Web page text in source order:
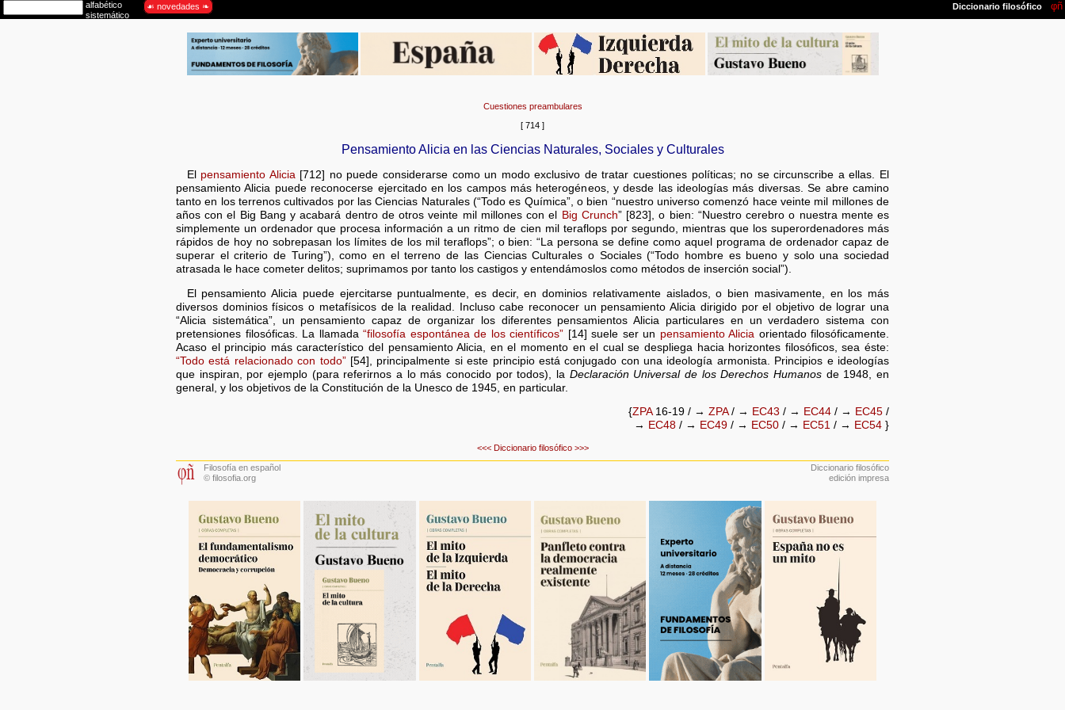
Cuestiones preambulares
[ 714 ]
Pensamiento Alicia en las Ciencias Naturales, Sociales y Culturales
El pensamiento Alicia[712] no puede considerarse como un modo exclusivo de tratar cuestiones políticas; no se circunscribe a ellas. El
pensamiento Alicia puede reconocerse ejercitado en los campos más heterogéneos, y desde las ideologías más diversas. Se abre camino
tanto en los terrenos cultivados por las Ciencias Naturales (“Todo es Química”, o bien “nuestro universo comenzó hace veinte mil millones de
años con el Big Bang y acabará dentro de otros veinte mil millones con el
Big Crunch” [823], o bien: “Nuestro cerebro o nuestra mente es
simplemente un ordenador que procesa información a un ritmo de cien mil teraflops por segundo, mientras que los superordenadores más
rápidos de hoy no sobrepasan los límites de los mil teraflops”; o bien: “La persona se define como aquel programa de ordenador capaz de
superar el criterio de Turing”), como en el terreno de las Ciencias Culturales o Sociales (“Todo hombre es bueno y solo una sociedad
atrasada le hace cometer delitos; suprimamos por tanto los castigos y entendámoslos como métodos de inserción social”).
El pensamiento Alicia puede ejercitarse puntualmente, es decir, en dominios relativamente aislados, o bien masivamente, en los más
diversos dominios físicos o metafísicos de la realidad. Incluso cabe reconocer un pensamiento Alicia dirigido por el objetivo de lograr una
“Alicia sistemática”, un pensamiento capaz de organizar los diferentes pensamientos Alicia particulares en un verdadero sistema con
pretensiones filosóficas. La llamada “filosofía espontánea de los científicos” [14] suele ser un pensamiento Alicia orientado filosóficamente.
Acaso el principio más característico del pensamiento Alicia, en el momento en el cual se despliega hacia horizontes filosóficos, sea éste:
“Todo está relacionado con todo”[54], principalmente si este principio está conjugado con una ideología armonista. Principios e ideologías
que inspiran, por ejemplo (para referirnos a lo más conocido por todos), la Declaración Universal de los Derechos Humanos de 1948, en
general, y los objetivos de la Constitución de la Unesco de 1945, en particular.
{ZPA16-19 / → ZPA/ → EC43 / → EC44 / → EC45 /
→ EC48 / → EC49 / → EC50 / → EC51 / → EC54 }
<<< Diccionario filosófico >>>
Filosofía en español
© filosofia.org
Diccionario filosófico
edición impresa